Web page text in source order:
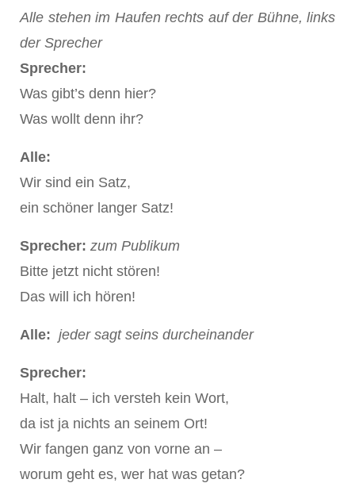
Alle stehen im Haufen rechts auf der Bühne, links
der Sprecher
Sprecher:
Was gibt’s denn hier?
Was wollt denn ihr?
Alle:
Wir sind ein Satz,
ein schöner langer Satz!
Sprecher: zum Publikum
Bitte jetzt nicht stören!
Das will ich hören!
Alle: jeder sagt seins durcheinander
Sprecher:
Halt, halt – ich versteh kein Wort,
da ist ja nichts an seinem Ort!
Wir fangen ganz von vorne an –
worum geht es, wer hat was getan?